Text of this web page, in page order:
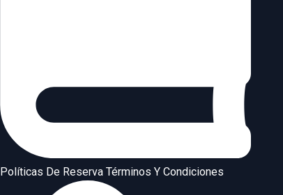
Políticas De Reserva Términos Y Condiciones